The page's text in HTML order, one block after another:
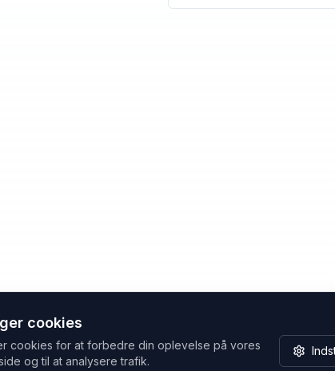
cookies
cookies for at forbedre din oplevelse på vores
og til at analysere trafik.